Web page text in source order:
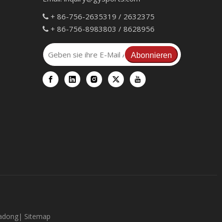
 + 86-756-2635319 / 2632375
 + 86-756-8983803 / 8628956
Abonnieren
| Sitemap